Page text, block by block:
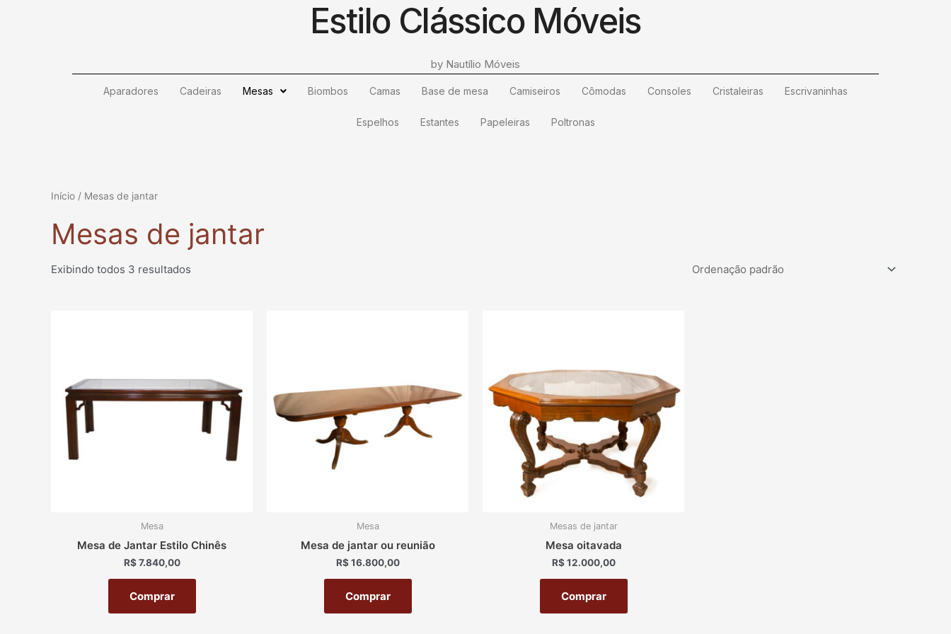
Estilo Clássico Móveis
by Nautílio Móveis
Aparadores Cadeiras Mesas Biombos Camas Base de mesa Camiseiros Cômodas Consoles Cristaleiras Escrivaninhas
Espelhos Estantes Papeleiras Poltronas
Início / Mesas de jantar
Mesas de jantar
Exibindo todos 3 resultados
Mesa
Mesa de Jantar Estilo Chinês
R$7.840,00
Comprar
Mesa
Mesa de jantar ou reunião
R$16.800,00
Comprar
Mesas de jantar
Mesa oitavada
R$12.000,00
Comprar